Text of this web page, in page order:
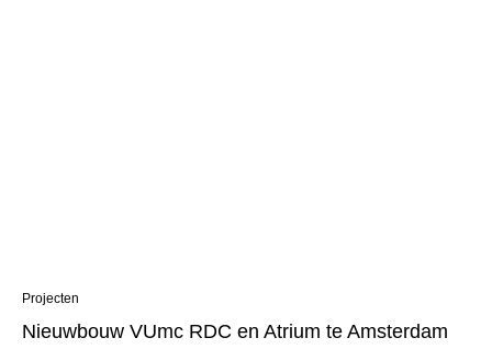
Projecten
Nieuwbouw VUmc RDC en Atrium te Amsterdam